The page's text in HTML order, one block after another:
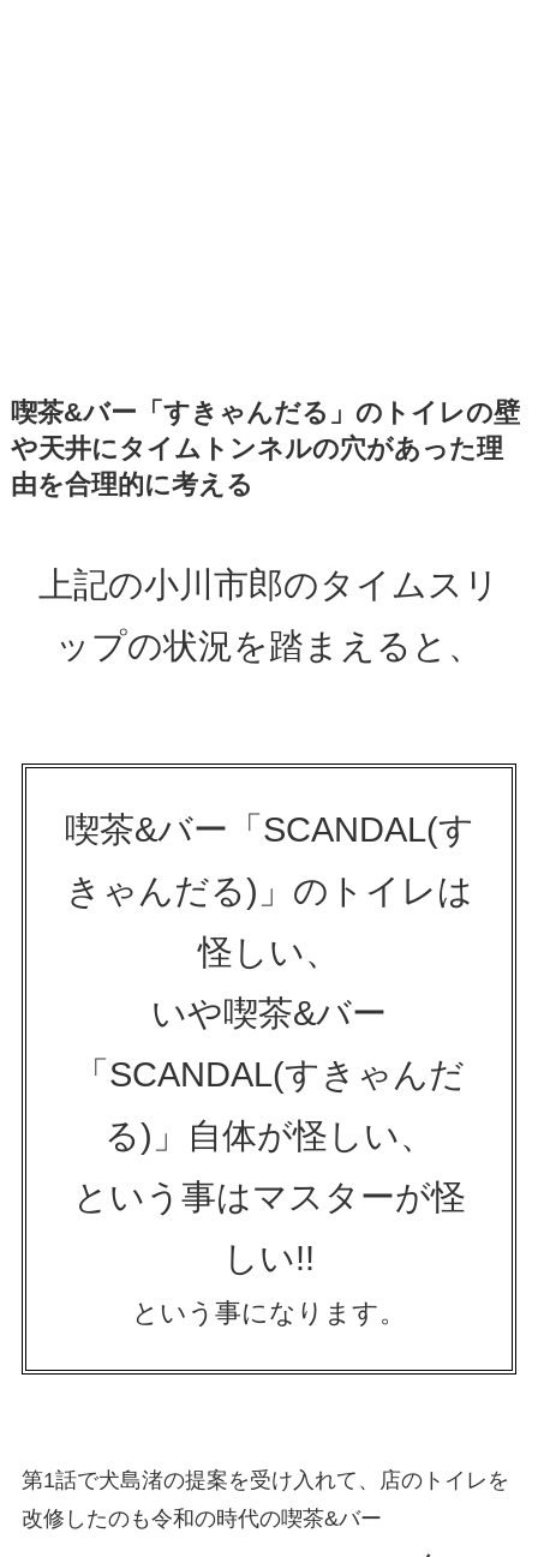
喫茶&バー「すきゃんだる」のトイレの壁
や天井にタイムトンネルの穴があった理
由を合理的に考える
上記の小川市郎のタイムスリ
ップの状況を踏まえると、
喫茶&バー「SCANDAL(す
きゃんだる)」のトイレは
怪しい、
いや喫茶&バー
「SCANDAL(すきゃんだ
る)」自体が怪しい、
という事はマスターが怪
しい!!
という事になります。
第1話で犬島渚の提案を受け入れて、店のトイレを
改修したのも令和の時代の喫茶&バー